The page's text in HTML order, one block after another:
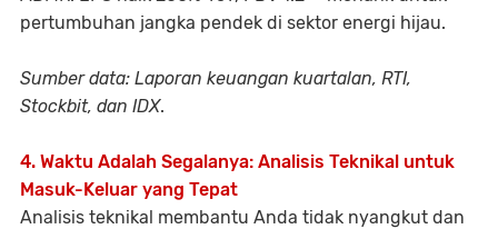
pertumbuhan jangka pendek di sektor energi hijau.
Sumber data: Laporan keuangan kuartalan, RTI,
Stockbit, dan IDX.
4. Waktu Adalah Segalanya: Analisis Teknikal untuk
Masuk-Keluar yang Tepat
Analisis teknikal membantu Anda tidak nyangkut dan